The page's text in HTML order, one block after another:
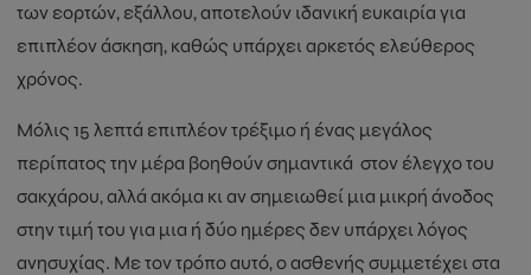
των εορτών, εξάλλου, αποτελούν ιδανική ευκαιρία για
επιπλέον άσκηση, καθώς υπάρχει αρκετός ελεύθερος
χρόνος.
Μόλις 15 λεπτά επιπλέον τρέξιμο ή ένας μεγάλος
περίπατος την μέρα βοηθούν σημαντικά στον έλεγχο του
σακχάρου, αλλά ακόμα κι αν σημειωθεί μια μικρή άνοδος
στην τιμή του για μια ή δύο ημέρες δεν υπάρχει λόγος
ανησυχίας. Με τον τρόπο αυτό, ο ασθενής συμμετέχει στα